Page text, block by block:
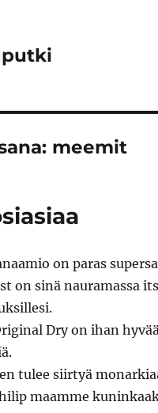
meemit
on paras
on sinä nauramassa
Dry on ihan
tulee siirtyä
maamme